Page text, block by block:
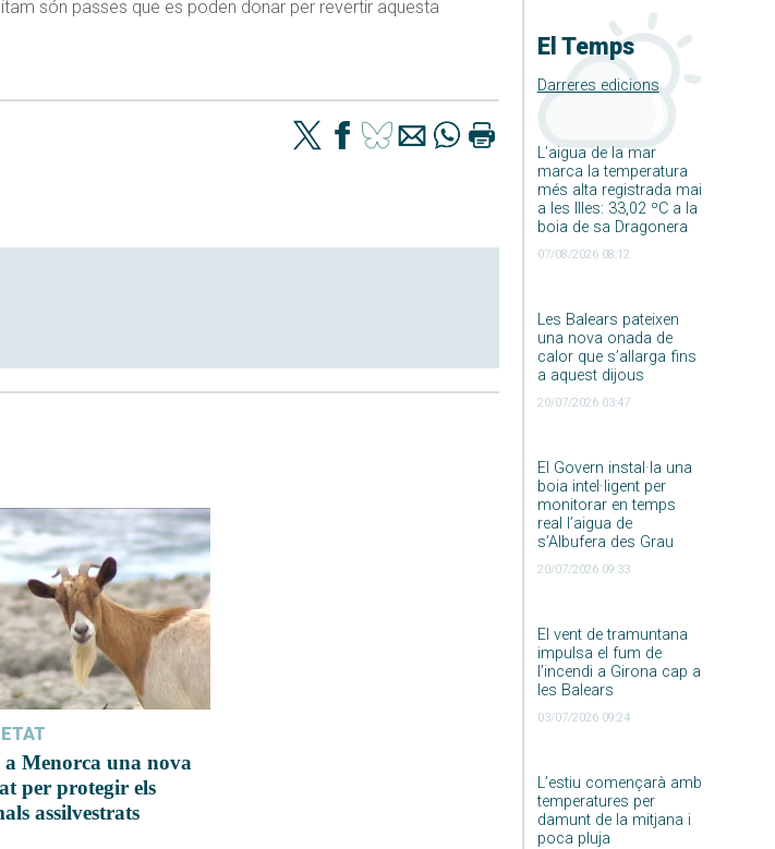
El Temps
Darreres edicions
L’aigua de la mar
marca la temperatura
més alta registrada mai
a les Illes: 33,02 ºC a la
boia de sa Dragonera
07/08/2026 08:12
Les Balears pateixen
una nova onada de
calor que s’allarga fins
a aquest dijous
20/07/2026 03:47
El Govern instal·la una
boia intel·ligent per
monitorar en temps
real l’aigua de
s’Albufera des Grau
20/07/2026 09:33
El vent de tramuntana
impulsa el fum de
l’incendi a Girona cap a
les Balears
03/07/2026 09:24
L’estiu començarà amb
temperatures per
damunt de la mitjana i
poca pluja
són passes que es poden donar per revertir aquesta
a Menorca una nova
per protegir els
assilvestrats